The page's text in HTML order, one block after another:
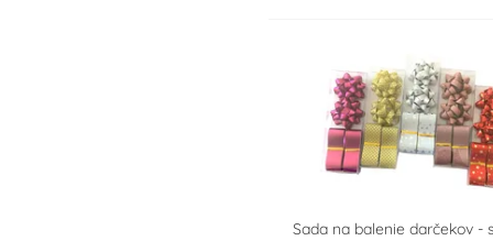
Sada na balenie darčekov -